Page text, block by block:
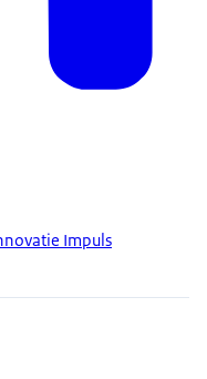
Impuls